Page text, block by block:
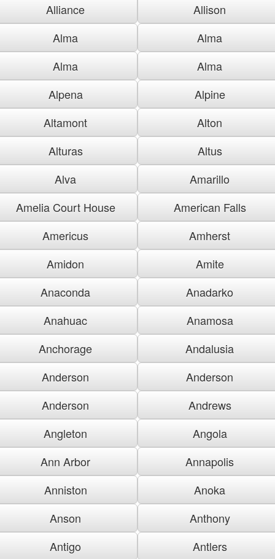
Alliance
Allison
Alma
Alma
Alma
Alma
Alpena
Alpine
Altamont
Alton
Alturas
Altus
Alva
Amarillo
Amelia Court House
American Falls
Americus
Amherst
Amidon
Amite
Anaconda
Anadarko
Anahuac
Anamosa
Anchorage
Andalusia
Anderson
Anderson
Anderson
Andrews
Angleton
Angola
Ann Arbor
Annapolis
Anniston
Anoka
Anson
Anthony
Antigo
Antlers